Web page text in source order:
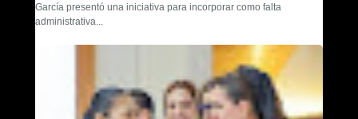
García presentó una iniciativa para incorporar como falta
administrativa...